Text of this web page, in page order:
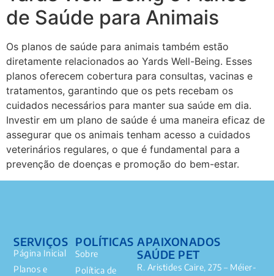
de Saúde para Animais
Os planos de saúde para animais também estão
diretamente relacionados ao Yards Well-Being. Esses
planos oferecem cobertura para consultas, vacinas e
tratamentos, garantindo que os pets recebam os
cuidados necessários para manter sua saúde em dia.
Investir em um plano de saúde é uma maneira eficaz de
assegurar que os animais tenham acesso a cuidados
veterinários regulares, o que é fundamental para a
prevenção de doenças e promoção do bem-estar.
POLÍTICAS
Sobre
Política de
SERVIÇOS
Página Inicial
Planos e
APAIXONADOS
SAÚDE PET
R. Aristides Caire, 275 – Méier-